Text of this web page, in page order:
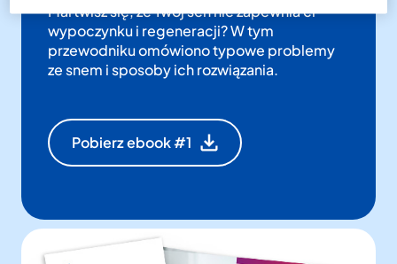
Martwisz się, że Twój sen nie zapewnia ci
wypoczynku i regeneracji? W tym
przewodniku omówiono typowe problemy
ze snem i sposoby ich rozwiązania.
Pobierz ebook #1